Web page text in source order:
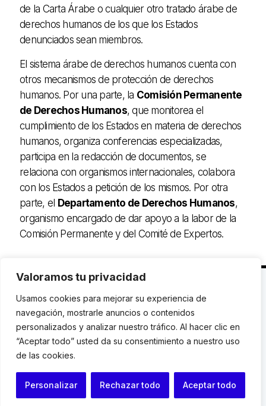
Valoramos tu privacidad
Usamos cookies para mejorar su experiencia de
navegación, mostrarle anuncios o contenidos
personalizados y analizar nuestro tráfico. Al hacer clic en
“Aceptar todo” usted da su consentimiento a nuestro uso
de las cookies.
Personalizar Rechazar todo Aceptar todo
de la Carta Árabe o cualquier otro tratado árabe de
derechos humanos de los que los Estados
denunciados sean miembros.
El sistema árabe de derechos humanos cuenta con
otros mecanismos de protección de derechos
humanos. Por una parte, la Comisión Permanente
de Derechos Humanos, que monitorea el
cumplimiento de los Estados en materia de derechos
humanos, organiza conferencias especializadas,
participa en la redacción de documentos, se
relaciona con organismos internacionales, colabora
con los Estados a petición de los mismos. Por otra
parte, el Departamento de Derechos Humanos,
organismo encargado de dar apoyo a la labor de la
Comisión Permanente y del Comité de Expertos.
C. Avinyó 44, 2n | 08002 Barcelona |
T.: +34 93
119 03 72|institut@idhc.org
© Institut de Drets Humans de Catalunya.
Aviso legal|Cookies|Contacto